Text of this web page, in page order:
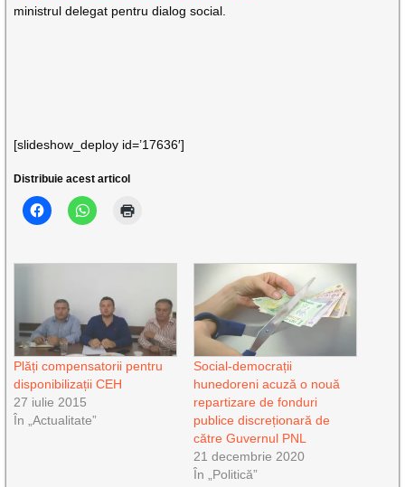
ministrul delegat pentru dialog social.
[slideshow_deploy id=’17636′]
Distribuie acest articol
Plăți compensatorii pentru
disponibilizații CEH
27 iulie 2015
În „Actualitate”
Social-democrații
hunedoreni acuză o nouă
repartizare de fonduri
publice discreționară de
către Guvernul PNL
21 decembrie 2020
În „Politică”